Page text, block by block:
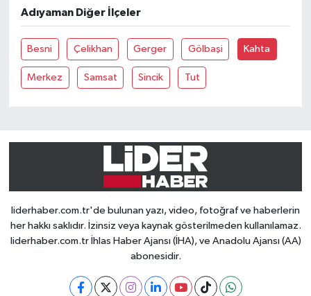
Adıyaman Diğer İlçeler
Besni Çelikhan Gerger Gölbaşi Kahta
Merkez Samsat Sincik Tut
liderhaber.com.tr'de bulunan yazı, video, fotoğraf ve haberlerin
her hakkı saklıdır. İzinsiz veya kaynak gösterilmeden kullanılamaz.
liderhaber.com.tr İhlas Haber Ajansı (İHA), ve Anadolu Ajansı (AA)
abonesidir.